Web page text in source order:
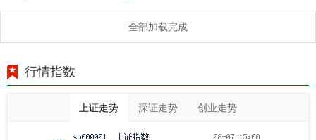
收益！
全部加载完成
行情指数
上证走势 深证走势 创业走势